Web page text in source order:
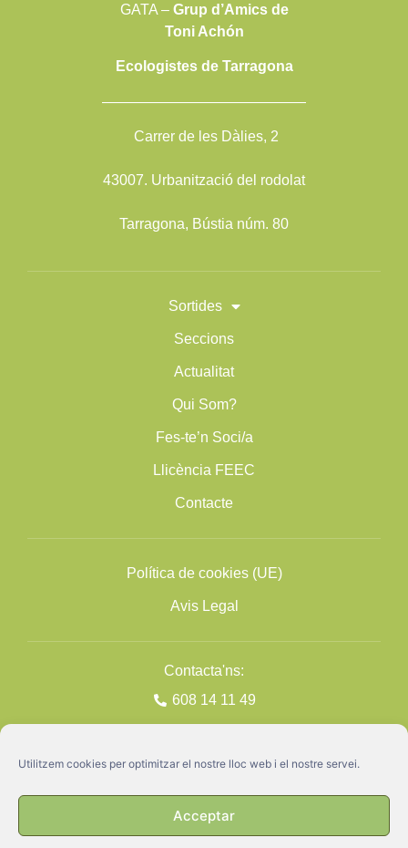
Utilitzem cookies per optimitzar el nostre lloc web i el nostre servei.
Acceptar
GATA – Grup d’Amics de
Toni Achón
Ecologistes de Tarragona
——————————————
Carrer de les Dàlies, 2
43007. Urbanització del rodolat
Tarragona, Bústia núm. 80
Sortides
Seccions
Actualitat
Qui Som?
Fes-te’n Soci/a
Llicència FEEC
Contacte
Política de cookies (UE)
Avis Legal
Contacta'ns:
608 14 11 49